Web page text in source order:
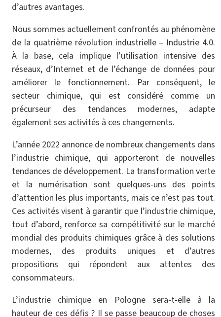
d’autres avantages.
Nous sommes actuellement confrontés au phénomène
de la quatrième révolution industrielle – Industrie 4.0.
À la base, cela implique l’utilisation intensive des
réseaux, d’Internet et de l’échange de données pour
améliorer le fonctionnement. Par conséquent, le
secteur chimique, qui est considéré comme un
précurseur des tendances modernes, adapte
également ses activités à ces changements.
L’année 2022 annonce de nombreux changements dans
l’industrie chimique, qui apporteront de nouvelles
tendances de développement. La transformation verte
et la numérisation sont quelques-uns des points
d’attention les plus importants, mais ce n’est pas tout.
Ces activités visent à garantir que l’industrie chimique,
tout d’abord, renforce sa compétitivité sur le marché
mondial des produits chimiques grâce à des solutions
modernes, des produits uniques et d’autres
propositions qui répondent aux attentes des
consommateurs.
L’industrie chimique en Pologne sera-t-elle à la
hauteur de ces défis ? Il se passe beaucoup de choses